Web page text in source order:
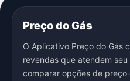
Preço do Gás
O Aplicativo Preço do Gás
revendas que atendem
comparar opções de